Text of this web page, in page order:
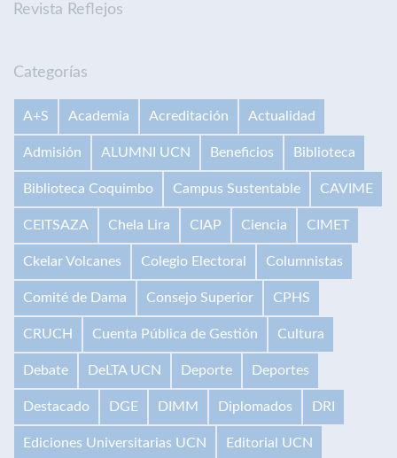
Revista Reflejos
Categorías
A+S Academia Acreditación Actualidad
Admisión ALUMNI UCN Beneficios Biblioteca
Biblioteca Coquimbo Campus Sustentable CAVIME
CEITSAZA Chela Lira CIAP Ciencia CIMET
Ckelar Volcanes Colegio Electoral Columnistas
Comité de Dama Consejo Superior CPHS
CRUCH Cuenta Pública de Gestión Cultura
Debate DeLTA UCN Deporte Deportes
Destacado DGE DIMM Diplomados DRI
Ediciones Universitarias UCN Editorial UCN